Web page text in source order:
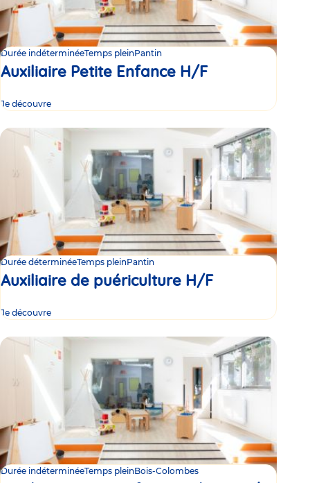
Durée indéterminéeTemps pleinPantin
Auxiliaire Petite Enfance H/F
Je découvre
Durée déterminéeTemps pleinPantin
Auxiliaire de puériculture H/F
Je découvre
Durée indéterminéeTemps pleinBois-Colombes